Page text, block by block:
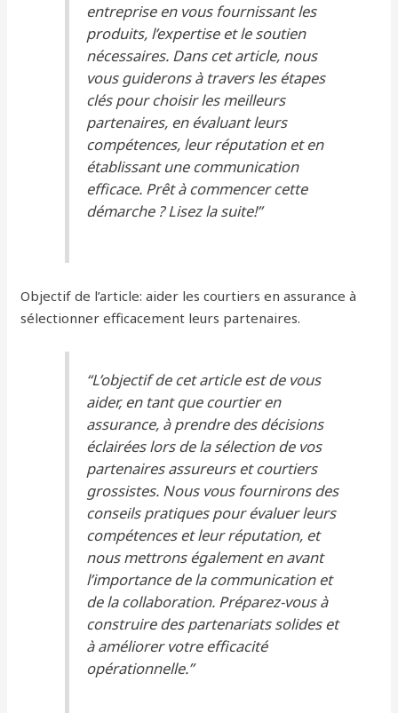
entreprise en vous fournissant les
produits, l’expertise et le soutien
nécessaires. Dans cet article, nous
vous guiderons à travers les étapes
clés pour choisir les meilleurs
partenaires, en évaluant leurs
compétences, leur réputation et en
établissant une communication
efficace. Prêt à commencer cette
démarche ? Lisez la suite!”
Objectif de l’article: aider les courtiers en assurance à
sélectionner efficacement leurs partenaires.
“L’objectif de cet article est de vous
aider, en tant que courtier en
assurance, à prendre des décisions
éclairées lors de la sélection de vos
partenaires assureurs et courtiers
grossistes. Nous vous fournirons des
conseils pratiques pour évaluer leurs
compétences et leur réputation, et
nous mettrons également en avant
l’importance de la communication et
de la collaboration. Préparez-vous à
construire des partenariats solides et
à améliorer votre efficacité
opérationnelle.”